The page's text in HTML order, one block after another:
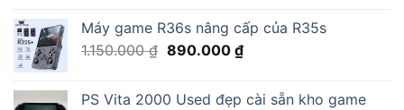
1.590.000 ₫.là:
Máy game R36s nâng cấp của R35s
1.150.000₫ Giá
1.150.000 ₫.
890.000 ₫Giá
là:
PS Vita 2000 Used đẹp cài sẵn kho game